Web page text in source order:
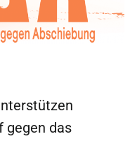
gegen das